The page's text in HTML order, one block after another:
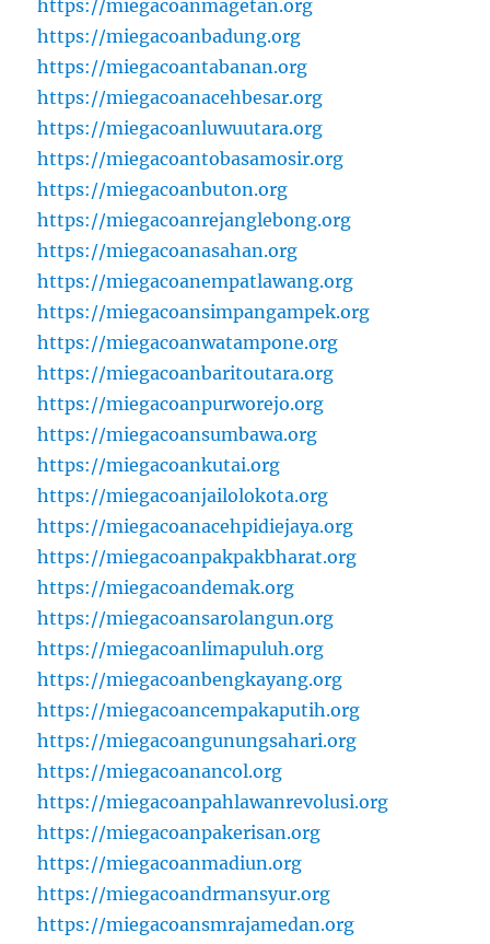
https://miegacoanmagetan.org
https://miegacoanbadung.org
https://miegacoantabanan.org
https://miegacoanacehbesar.org
https://miegacoanluwuutara.org
https://miegacoantobasamosir.org
https://miegacoanbuton.org
https://miegacoanrejanglebong.org
https://miegacoanasahan.org
https://miegacoanempatlawang.org
https://miegacoansimpangampek.org
https://miegacoanwatampone.org
https://miegacoanbaritoutara.org
https://miegacoanpurworejo.org
https://miegacoansumbawa.org
https://miegacoankutai.org
https://miegacoanjailolokota.org
https://miegacoanacehpidiejaya.org
https://miegacoanpakpakbharat.org
https://miegacoandemak.org
https://miegacoansarolangun.org
https://miegacoanlimapuluh.org
https://miegacoanbengkayang.org
https://miegacoancempakaputih.org
https://miegacoangunungsahari.org
https://miegacoanancol.org
https://miegacoanpahlawanrevolusi.org
https://miegacoanpakerisan.org
https://miegacoanmadiun.org
https://miegacoandrmansyur.org
https://miegacoansmrajamedan.org